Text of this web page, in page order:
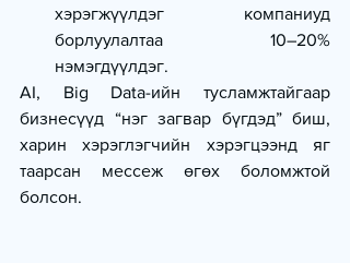
хэрэгжүүлдэг компаниуд
борлуулалтаа 10–20%
нэмэгдүүлдэг.
AI, Big Data-ийн тусламжтайгаар
бизнесүүд “нэг загвар бүгдэд” биш,
харин хэрэглэгчийн хэрэгцээнд яг
таарсан мессеж өгөх боломжтой
болсон.